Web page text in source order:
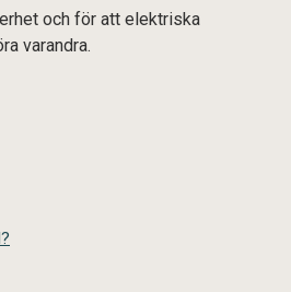
och för att elektriska
varandra.